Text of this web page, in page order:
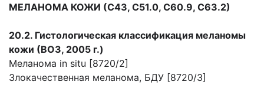
МЕЛАНОМА КОЖИ (С43, С51.0, С60.9, С63.2)
20.2. Гистологическая классификация меланомы
кожи (ВОЗ, 2005 г.)
Меланома in situ [8720/2]
Злокачественная меланома, БДУ [8720/3]